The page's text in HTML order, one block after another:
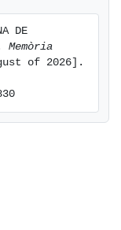
DE
Memòria
of 2026].